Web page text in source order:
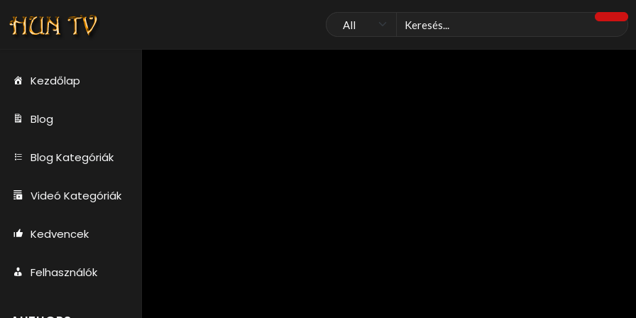
Kezdőlap
Blog
Blog Kategóriák
Videó Kategóriák
Kedvencek
Felhasználók